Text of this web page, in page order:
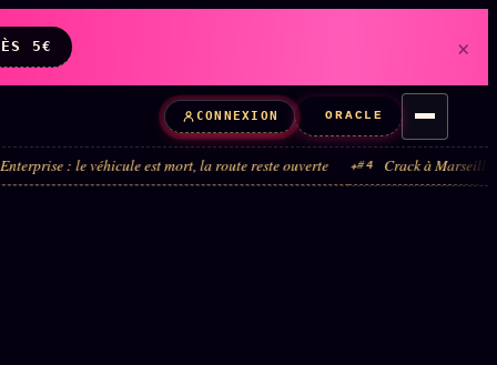
5€ ×
CONNEXION ORACLE
véhicule est mort, la route reste ouverte #4 Crack à Marseille : la